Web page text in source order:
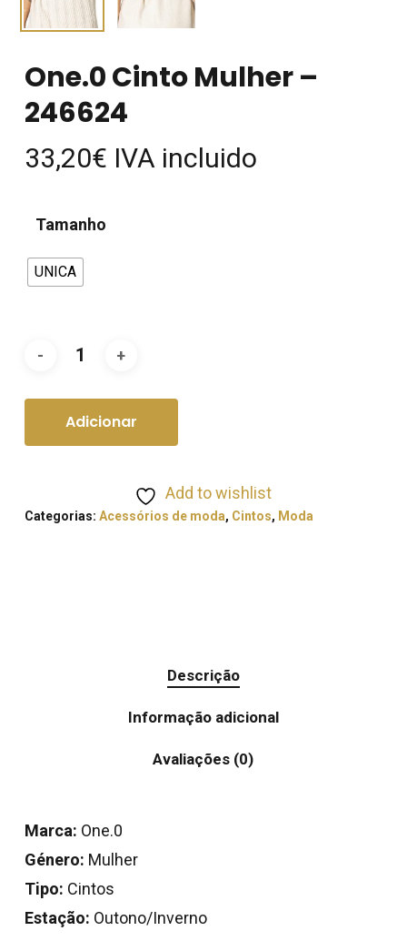
One.0 Cinto Mulher –
246624
33,20€ IVA incluido
Tamanho
UNICA
Adicionar
Add to wishlist
Categorias: Acessórios de moda, Cintos, Moda
Descrição
Informação adicional
Avaliações (0)
Marca: One.0
Género: Mulher
Tipo: Cintos
Estação: Outono/Inverno